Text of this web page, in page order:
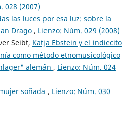
028 (2007)
las luces por esa luz: sobre la
Drago , Lienzo: Núm. 029 (2008)
Seibt, Katja Ebstein y el indiecito
como método etnomusicológico
alemán , Lienzo: Núm. 024
soñada , Lienzo: Núm. 030